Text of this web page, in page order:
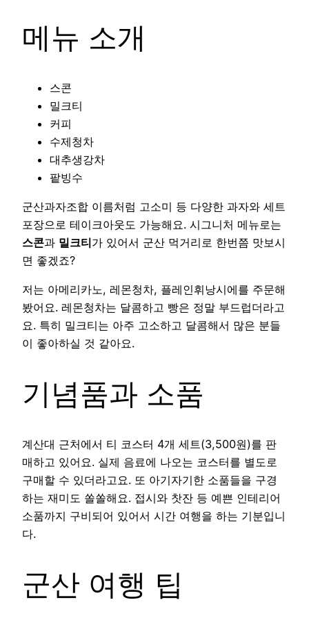
메뉴 소개
스콘
밀크티
커피
수제청차
대추생강차
팥빙수
군산과자조합 이름처럼 고소미 등 다양한 과자와 세트
포장으로 테이크아웃도 가능해요. 시그니처 메뉴로는
스콘과 밀크티가 있어서 군산 먹거리로 한번쯤 맛보시
면 좋겠죠?
저는 아메리카노, 레몬청차, 플레인휘낭시에를 주문해
봤어요. 레몬청차는 달콤하고 빵은 정말 부드럽더라고
요. 특히 밀크티는 아주 고소하고 달콤해서 많은 분들
이 좋아하실 것 같아요.
기념품과 소품
계산대 근처에서 티 코스터 4개 세트(3,500원)를 판
매하고 있어요. 실제 음료에 나오는 코스터를 별도로
구매할 수 있더라고요. 또 아기자기한 소품들을 구경
하는 재미도 쏠쏠해요. 접시와 찻잔 등 예쁜 인테리어
소품까지 구비되어 있어서 시간 여행을 하는 기분입니
다.
군산 여행 팁